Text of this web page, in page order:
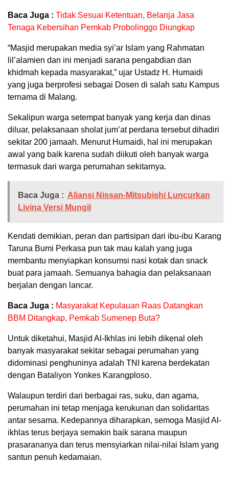
Baca Juga : Tidak Sesuai Ketentuan, Belanja Jasa
Tenaga Kebersihan Pemkab Probolinggo Diungkap
“Masjid merupakan media syi’ar Islam yang Rahmatan
lil’alamien dan ini menjadi sarana pengabdian dan
khidmah kepada masyarakat,” ujar Ustadz H. Humaidi
yang juga berprofesi sebagai Dosen di salah satu Kampus
ternama di Malang.
Sekalipun warga setempat banyak yang kerja dan dinas
diluar, pelaksanaan sholat jum’at perdana tersebut dihadiri
sekitar 200 jamaah. Menurut Humaidi, hal ini merupakan
awal yang baik karena sudah diikuti oleh banyak warga
termasuk dari warga perumahan sekitarnya.
Baca Juga : Aliansi Nissan-Mitsubishi Luncurkan
Livina Versi Mungil
Kendati demikian, peran dan partisipan dari ibu-ibu Karang
Taruna Bumi Perkasa pun tak mau kalah yang juga
membantu menyiapkan konsumsi nasi kotak dan snack
buat para jamaah. Semuanya bahagia dan pelaksanaan
berjalan dengan lancar.
Baca Juga : Masyarakat Kepulauan Raas Datangkan
BBM Ditangkap, Pemkab Sumenep Buta?
Untuk diketahui, Masjid Al-Ikhlas ini lebih dikenal oleh
banyak masyarakat sekitar sebagai perumahan yang
didominasi penghuninya adalah TNI karena berdekatan
dengan Bataliyon Yonkes Karangploso.
Walaupun terdiri dari berbagai ras, suku, dan agama,
perumahan ini tetap menjaga kerukunan dan solidaritas
antar sesama. Kedepannya diharapkan, semoga Masjid Al-
ikhlas terus berjaya semakin baik sarana maupun
prasarananya dan terus mensyiarkan nilai-nilai Islam yang
santun penuh kedamaian.